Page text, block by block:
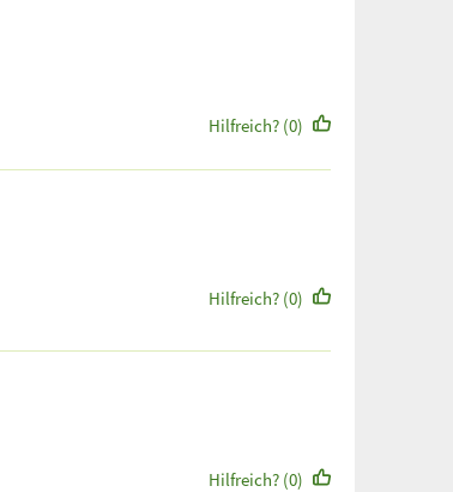
Hilfreich? (0)
Hilfreich? (0)
Hilfreich? (0)